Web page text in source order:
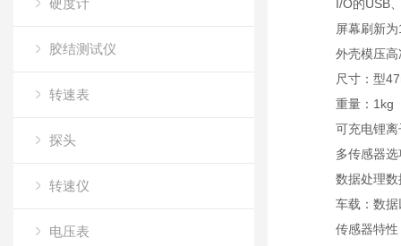
硬度计
胶结测试仪
转速表
探头
转速仪
电压表
I/O的USB
屏幕刷新
外壳模压
尺寸：型
重量：1kg
可充电锂
多传感器
数据处理
车载：数
传感器特